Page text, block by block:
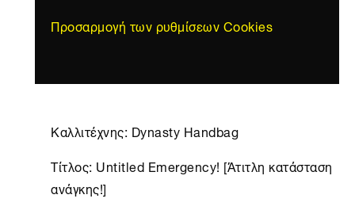
Προσαρμογή των ρυθμίσεων Cookies
Καλλιτέχνης: Dynasty Handbag
Τίτλος: Untitled Emergency! [Άτιτλη κατάσταση
ανάγκης!]